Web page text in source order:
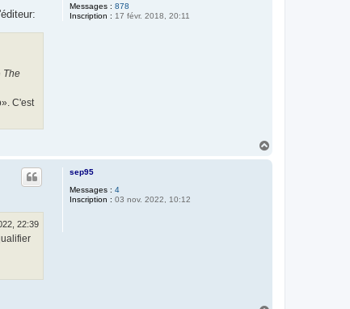
Messages : 878
Inscription : 17 févr. 2018, 20:11
The
C'est
sep95
Messages : 4
Inscription : 03 nov. 2022, 10:12
22:39